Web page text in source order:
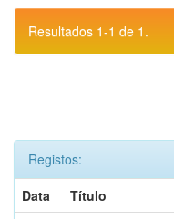
Resultados 1-1 de 1.
Registos:
Data
Título